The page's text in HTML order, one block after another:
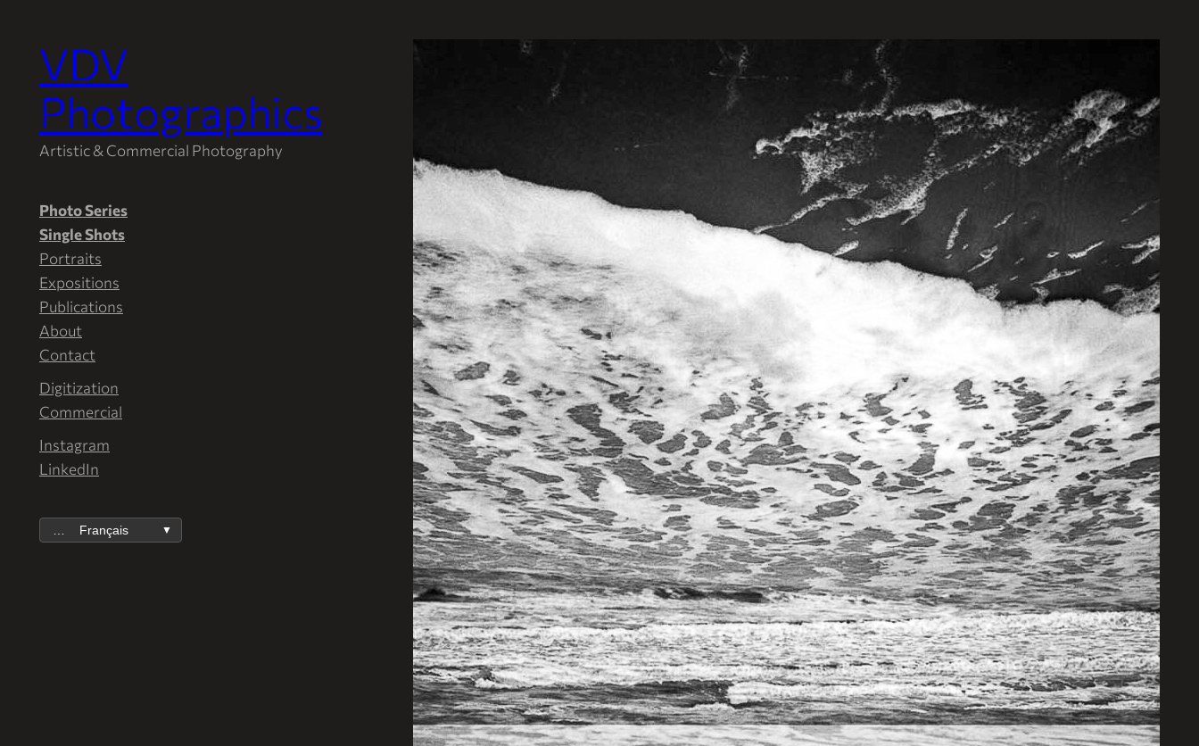
Aller
au
contenu
VDV
Photographics
Artistic & Commercial Photography
Photo Series
Single Shots
Portraits
Expositions
Publications
About
Contact
Digitization
Commercial
Instagram
LinkedIn
Français ▼